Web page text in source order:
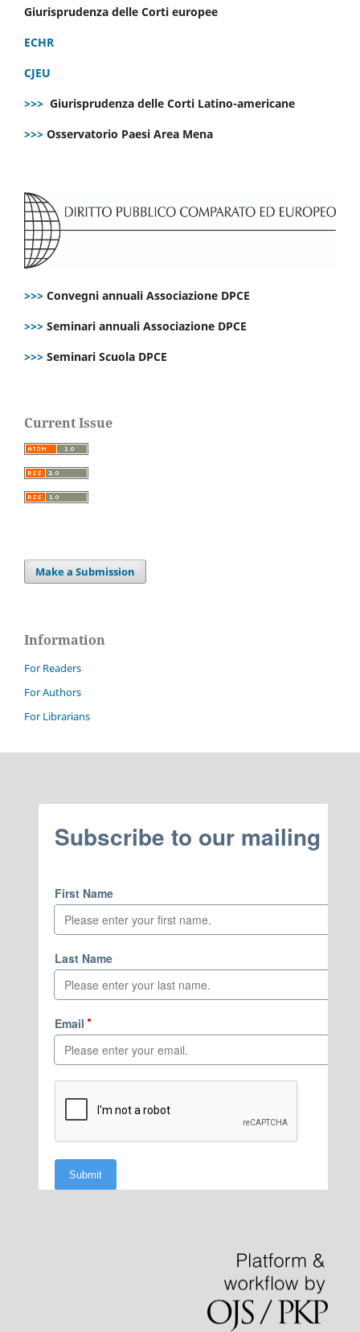
Giurisprudenza delle Corti europee
ECHR
CJEU
>>> Giurisprudenza delle Corti Latino-americane
>>> Osservatorio Paesi Area Mena
>>> Convegni annuali Associazione DPCE
>>> Seminari annuali Associazione DPCE
>>> Seminari Scuola DPCE
Current Issue
Make a Submission
Information
For Readers
For Authors
For Librarians